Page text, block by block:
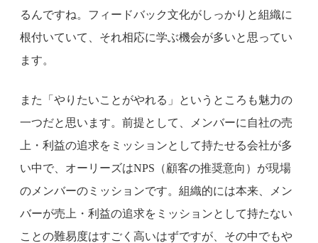
るんですね。フィードバック文化がしっかりと組織に
根付いていて、それ相応に学ぶ機会が多いと思ってい
ます。
また「やりたいことがやれる」というところも魅力の
一つだと思います。前提として、メンバーに自社の売
上・利益の追求をミッションとして持たせる会社が多
い中で、オーリーズはNPS（顧客の推奨意向）が現場
のメンバーのミッションです。組織的には本来、メン
バーが売上・利益の追求をミッションとして持たない
ことの難易度はすごく高いはずですが、その中でもや